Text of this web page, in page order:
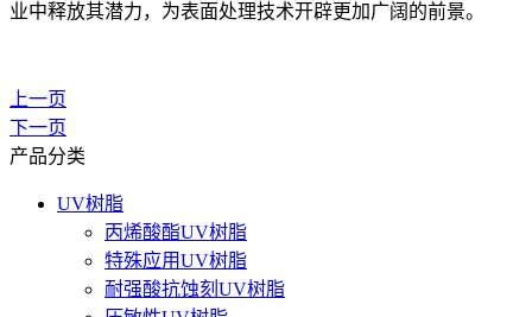
业中释放其潜力，为表面处理技术开辟更加广阔的前景。
上一页
下一页
产品分类
UV树脂
丙烯酸酯UV树脂
特殊应用UV树脂
耐强酸抗蚀刻UV树脂